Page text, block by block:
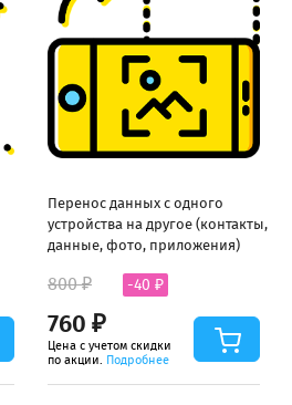
Перенос данных с одного
устройства на другое (контакты,
данные, фото, приложения)
760 ₽
800 ₽ -40 ₽
Цена с учетом скидки
по акции. Подробнее